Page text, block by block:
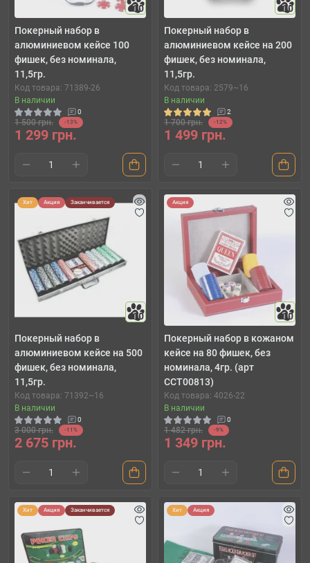
10
Покерный набор в
алюминиевом кейсе 100
фишек, без номинала,
11,5гр.
Код товара: 71389-26
В наличии
0
1 500 грн. -13%
1 299 грн.
10
Покерный набор в
алюминиевом кейсе на 200
фишек, без номинала,
11,5гр.
Код товара: 2579~16
В наличии
2
1 700 грн. -12%
1 499 грн.
Хит Акция Заканчивается
10
Покерный набор в
алюминиевом кейсе на 500
фишек, без номинала,
11,5гр.
Код товара: 71392~16
В наличии
0
3 000 грн. -11%
2 675 грн.
Акция
10
Покерный набор в кожаном
кейсе на 80 фишек, без
номинала, 4гр. (арт
CCT00813)
Код товара: 4026-22
В наличии
0
1 482 грн. -9%
1 349 грн.
Хит Акция Заканчивается Хит Акция